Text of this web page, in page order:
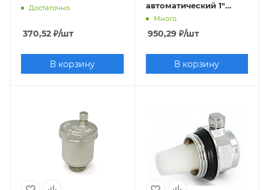
(1") ЛЕВЫЙ
Достаточно
370,52 ₽/шт
В корзину
автоматический 1"
(хромированный)
Много
950,29₽/шт
В корзину